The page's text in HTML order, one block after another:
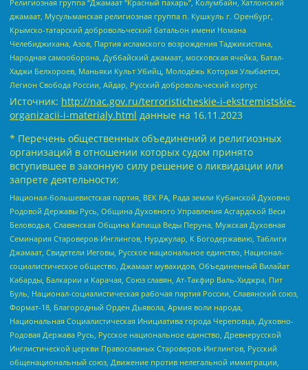
Религиозная группа “Джамаат “Красный пахарь”, Колумбайн, Хатлонский
джамаат, Мусульманская религиозная группа п. Кушкуль г. Оренбург,
Крымско-татарский добровольческий батальон имени Номана
Челебиджихана, Азов, Партия исламского возрождения Таджикистана,
Народная самооборона, Дуббайский джамаат, московская ячейка, Батал-
Хаджи Белхороев, Маньяки Культ Убийц, Молодёжь Которая Улыбается,
Легион Свобода России, Айдар, Русский добровольческий корпус
Источник: http://nac.gov.ru/terroristicheskie-i-ekstremistskie-
organizacii-i-materialy.html данные на 16.11.2023
* Перечень общественных объединений и религиозных
организаций в отношении которых судом принято
вступившее в законную силу решение о ликвидации или
запрете деятельности:
Национал-большевистская партия, ВЕК РА, Рада земли Кубанской Духовно
Родовой Державы Русь, Община Духовного Управления Асгардской Веси
Беловодья, Славянская Община Капища Веды Перуна, Мужская Духовная
Семинария Староверов-Инглингов, Нурджулар, К Богодержавию, Таблиги
Джамаат, Свидетели Иеговы, Русское национальное единство, Национал-
социалистическое общество, Джамаат мувахидов, Объединенный Вилайат
Кабарды, Балкарии и Карачая, Союз славян, Ат-Такфир Валь-Хиджра, Пит
Буль, Национал-социалистическая рабочая партия России, Славянский союз,
Формат-18, Благородный Орден Дьявола, Армия воли народа,
Национальная Социалистическая Инициатива города Череповца, Духовно-
Родовая Держава Русь, Русское национальное единство, Древнерусской
Инглистической церкви Православных Староверов-Инглингов, Русский
общенациональный союз, Движение против нелегальной иммиграции,